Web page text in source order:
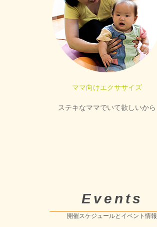
ママ向けエクササイズ
ステキなママでいて欲しいから
Events
開催スケジュールとイベント情報